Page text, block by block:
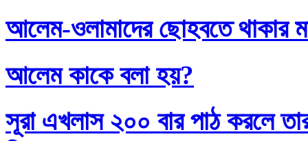
আলেম-ওলামাদের ছোহবতে থাকার
আলেম কাকে বলা হয়?
সূরা এখলাস ২০০ বার পাঠ করলে